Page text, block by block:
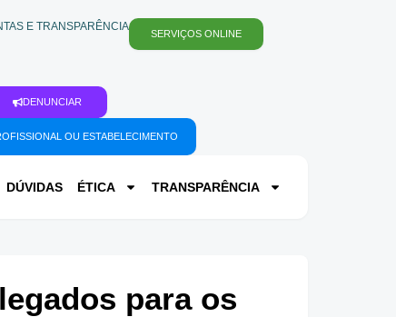
E TRANSPARÊNCIA
SERVIÇOS ONLINE
DENUNCIAR
OU ESTABELECIMENTO
DÚVIDAS ÉTICA TRANSPARÊNCIA
para os